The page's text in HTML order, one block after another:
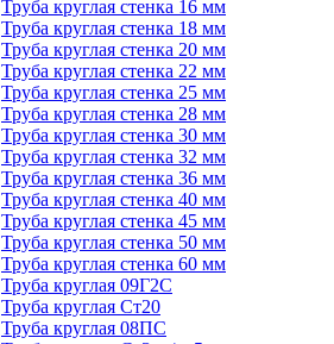
Труба круглая стенка 16 мм
Труба круглая стенка 18 мм
Труба круглая стенка 20 мм
Труба круглая стенка 22 мм
Труба круглая стенка 25 мм
Труба круглая стенка 28 мм
Труба круглая стенка 30 мм
Труба круглая стенка 32 мм
Труба круглая стенка 36 мм
Труба круглая стенка 40 мм
Труба круглая стенка 45 мм
Труба круглая стенка 50 мм
Труба круглая стенка 60 мм
Труба круглая 09Г2С
Труба круглая Ст20
Труба круглая 08ПС